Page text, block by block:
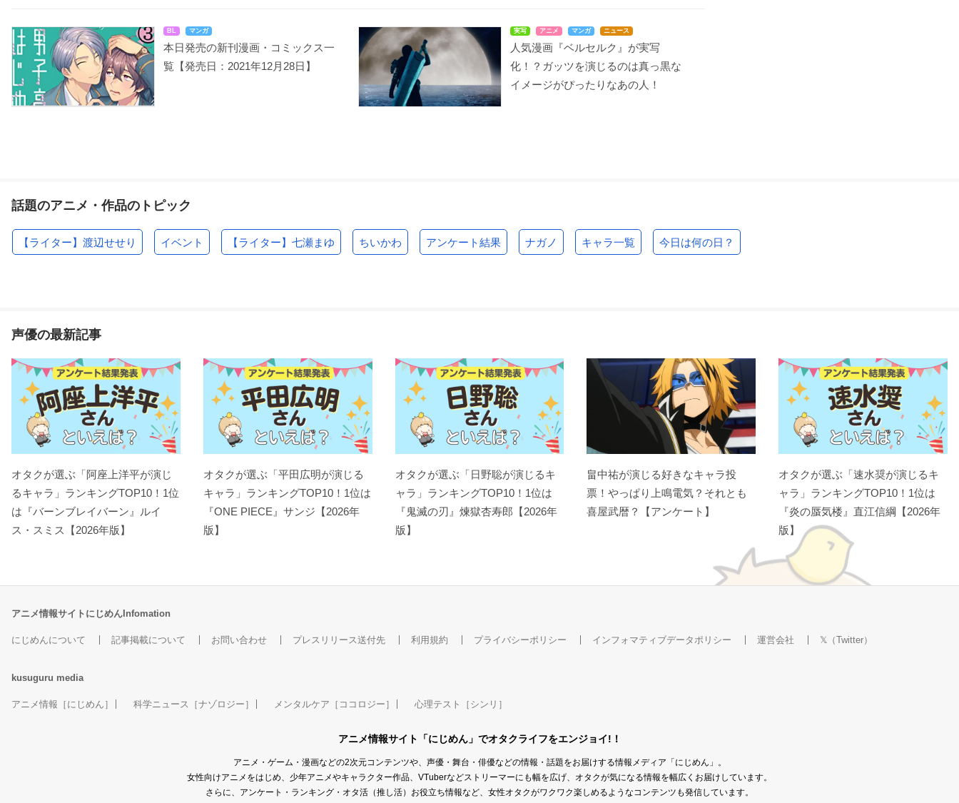
BL マンガ
本日発売の新刊漫画・コミックス一
覧【発売日：2021年12月28日】
実写 アニメ マンガ ニュース
人気漫画『ベルセルク』が実写
化！？ガッツを演じるのは真っ黒な
イメージがぴったりなあの人！
話題のアニメ・作品のトピック
【ライター】渡辺せせり イベント 【ライター】七瀬まゆ ちいかわ アンケート結果 ナガノ キャラ一覧 今日は何の日？
声優の最新記事
オタクが選ぶ「阿座上洋平が演じ
るキャラ」ランキングTOP10！1位
は『バーンブレイバーン』ルイ
ス・スミス【2026年版】
オタクが選ぶ「平田広明が演じる
キャラ」ランキングTOP10！1位は
『ONE PIECE』サンジ【2026年
版】
オタクが選ぶ「日野聡が演じるキ
ャラ」ランキングTOP10！1位は
『鬼滅の刃』煉󠄁獄杏寿郎【2026年
版】
畠中祐が演じる好きなキャラ投
票！やっぱり上鳴電気？それとも
喜屋武暦？【アンケート】
オタクが選ぶ「速水奨が演じるキ
ャラ」ランキングTOP10！1位は
『炎の蜃気楼』直江信綱【2026年
版】
アニメ情報サイトにじめんInfomation
にじめんについて 記事掲載について お問い合わせ プレスリリース送付先 利用規約 プライバシーポリシー インフォマティブデータポリシー 運営会社 𝕏（Twitter）
kusuguru media
アニメ情報［にじめん］ 科学ニュース［ナゾロジー］ メンタルケア［ココロジー］ 心理テスト［シンリ］
アニメ情報サイト「にじめん」でオタクライフをエンジョイ!！
アニメ・ゲーム・漫画などの2次元コンテンツや、声優・舞台・俳優などの情報・話題をお届けする情報メディア「にじめん」。
女性向けアニメをはじめ、少年アニメやキャラクター作品、VTuberなどストリーマーにも幅を広げ、オタクが気になる情報を幅広くお届けしています。
さらに、アンケート・ランキング・オタ活（推し活）お役立ち情報など、女性オタクがワクワク楽しめるようなコンテンツも発信しています。